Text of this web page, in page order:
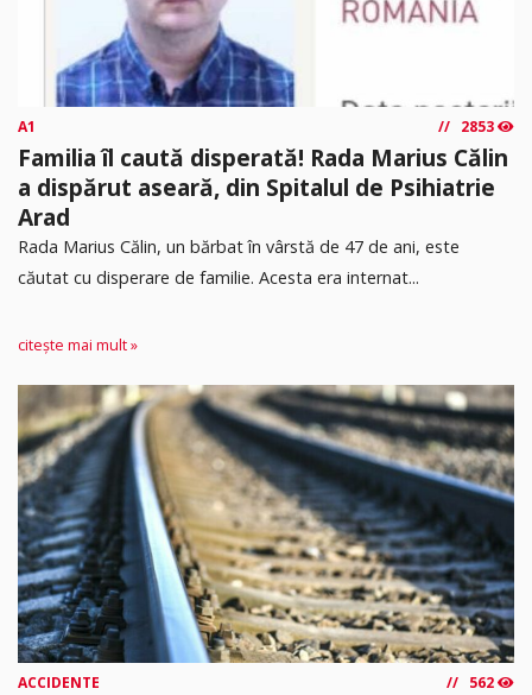
A1 2853
Familia îl caută disperată! Rada Marius Călin
a dispărut aseară, din Spitalul de Psihiatrie
Arad
Rada Marius Călin, un bărbat în vârstă de 47 de ani, este
căutat cu disperare de familie. Acesta era internat...
citește mai mult »
ACCIDENTE 562